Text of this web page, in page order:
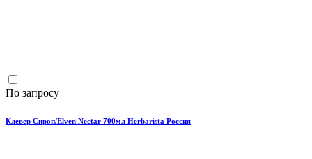
По запросу
Клевер Сироп/Elven Nectar 700мл Herbarista Россия